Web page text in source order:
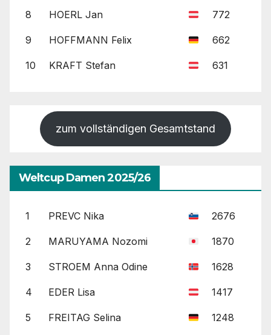
8 HOERL Jan 772
9 HOFFMANN Felix 662
10 KRAFT Stefan 631
zum vollständigen Gesamtstand
Weltcup Damen 2025/26
1 PREVC Nika 2676
2 MARUYAMA Nozomi 1870
3 STROEM Anna Odine 1628
4 EDER Lisa 1417
5 FREITAG Selina 1248